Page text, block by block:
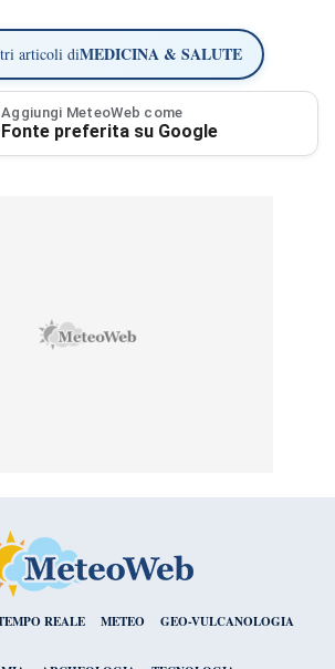
articoli diMEDICINA & SALUTE
Aggiungi MeteoWeb come
Fonte preferita su Google
REALE METEO GEO-VULCANOLOGIA